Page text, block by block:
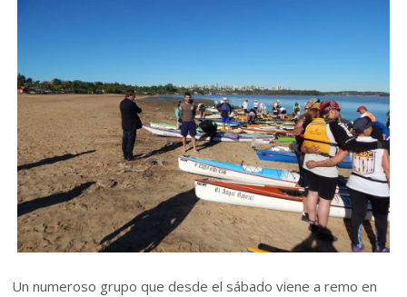
Un numeroso grupo que desde el sábado viene a remo en